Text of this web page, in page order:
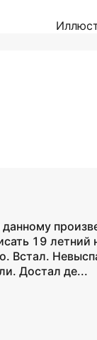
19 летний
Встал.
Достал де...